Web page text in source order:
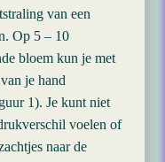
van een
Op 5 – 10
bloem kun je met
je hand
1). Je kunt niet
voelen of
naar de